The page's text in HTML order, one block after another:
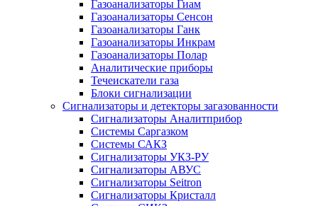
Газоанализаторы Гиам
Газоанализаторы Сенсон
Газоанализаторы Ганк
Газоанализаторы Инкрам
Газоанализаторы Полар
Аналитические приборы
Течеискатели газа
Блоки сигнализации
Сигнализаторы и детекторы загазованности
Сигнализаторы Аналитприбор
Системы Саргазком
Системы САКЗ
Сигнализаторы УКЗ-РУ
Сигнализаторы АВУС
Сигнализаторы Seitron
Сигнализаторы Кристалл